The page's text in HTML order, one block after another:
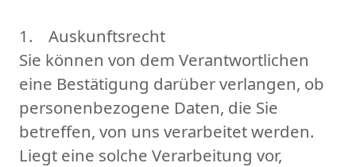
1. Auskunftsrecht
Sie können von dem Verantwortlichen
eine Bestätigung darüber verlangen, ob
personenbezogene Daten, die Sie
betreffen, von uns verarbeitet werden.
Liegt eine solche Verarbeitung vor,